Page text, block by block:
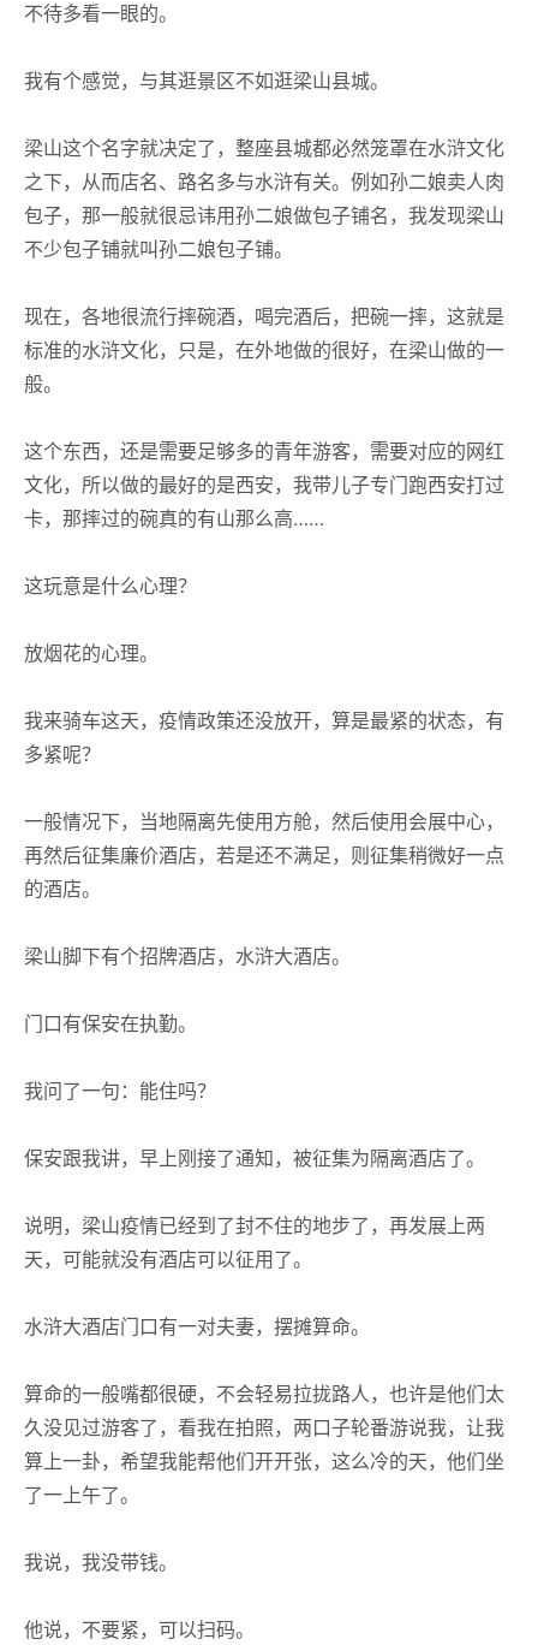
不待多看一眼的。
我有个感觉，与其逛景区不如逛梁山县城。
梁山这个名字就决定了，整座县城都必然笼罩在水浒文化
之下，从而店名、路名多与水浒有关。例如孙二娘卖人肉
包子，那一般就很忌讳用孙二娘做包子铺名，我发现梁山
不少包子铺就叫孙二娘包子铺。
现在，各地很流行摔碗酒，喝完酒后，把碗一摔，这就是
标准的水浒文化，只是，在外地做的很好，在梁山做的一
般。
这个东西，还是需要足够多的青年游客，需要对应的网红
文化，所以做的最好的是西安，我带儿子专门跑西安打过
卡，那摔过的碗真的有山那么高……
这玩意是什么心理？
放烟花的心理。
我来骑车这天，疫情政策还没放开，算是最紧的状态，有
多紧呢？
一般情况下，当地隔离先使用方舱，然后使用会展中心，
再然后征集廉价酒店，若是还不满足，则征集稍微好一点
的酒店。
梁山脚下有个招牌酒店，水浒大酒店。
门口有保安在执勤。
我问了一句：能住吗？
保安跟我讲，早上刚接了通知，被征集为隔离酒店了。
说明，梁山疫情已经到了封不住的地步了，再发展上两
天，可能就没有酒店可以征用了。
水浒大酒店门口有一对夫妻，摆摊算命。
算命的一般嘴都很硬，不会轻易拉拢路人，也许是他们太
久没见过游客了，看我在拍照，两口子轮番游说我，让我
算上一卦，希望我能帮他们开开张，这么冷的天，他们坐
了一上午了。
我说，我没带钱。
他说，不要紧，可以扫码。